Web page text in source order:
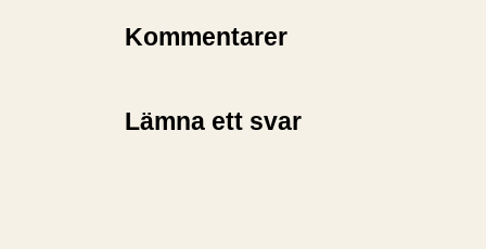
Kommentarer
Lämna ett svar